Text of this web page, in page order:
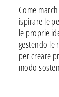
Come
ispirare le
le proprie
gestendo le
per creare
modo